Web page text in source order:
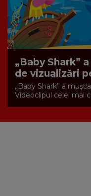
„Baby Shark”
de vizualizări
„Baby Shark” a
Videoclipul celei mai